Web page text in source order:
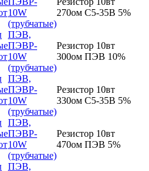
10W
(трубчатые)
270ом С5-35В 5%
ПЭВ,
ПЭВР-
10W
(трубчатые)
Резистор 10вт
300ом ПЭВ 10%
ПЭВ,
ПЭВР-
10W
(трубчатые)
Резистор 10вт
330ом С5-35В 5%
ПЭВ,
ПЭВР-
10W
(трубчатые)
Резистор 10вт
470ом ПЭВ 5%
ПЭВ,